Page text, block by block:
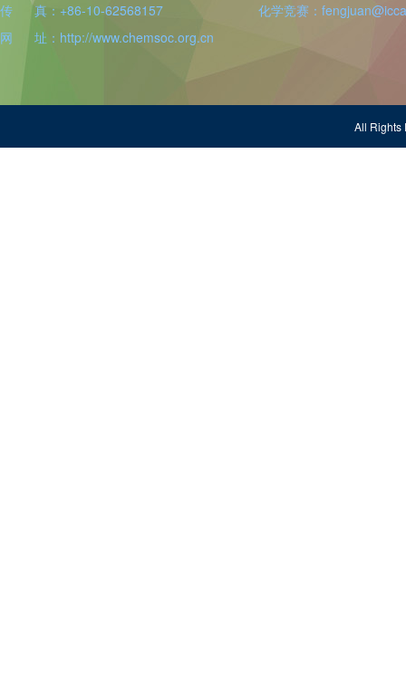
传 真：+86-10-62568157
网 址：http://www.chemsoc.org.cn
化学竞赛：
All Rights